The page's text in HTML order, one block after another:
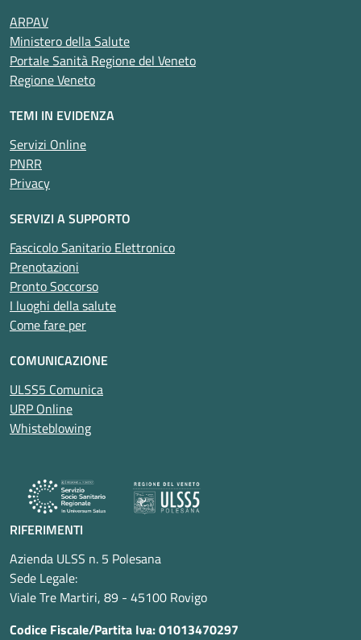
ARPAV
Ministero della Salute
Portale Sanità Regione del Veneto
Regione Veneto
TEMI IN EVIDENZA
Servizi Online
PNRR
Privacy
SERVIZI A SUPPORTO
Fascicolo Sanitario Elettronico
Prenotazioni
Pronto Soccorso
I luoghi della salute
Come fare per
COMUNICAZIONE
ULSS5 Comunica
URP Online
Whisteblowing
RIFERIMENTI
Azienda ULSS n. 5 Polesana
Sede Legale:
Viale Tre Martiri, 89 - 45100 Rovigo
Codice Fiscale/Partita Iva: 01013470297